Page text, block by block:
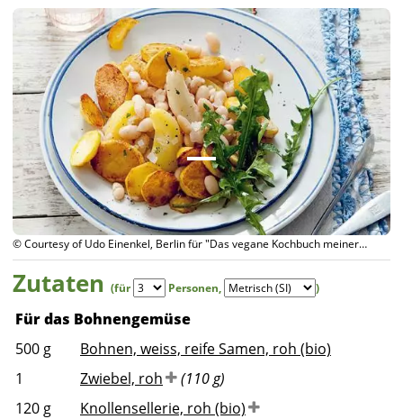
© Courtesy of Udo Einenkel, Berlin für "Das vegane Kochbuch meiner
Oma", Südwest-Verlag München
Zutaten (für Personen, )
Für das Bohnengemüse
500 g
Bohnen, weiss, reife Samen, roh (bio)
1
Zwiebel, roh
(110 g)
120 g
Knollensellerie, roh (bio)